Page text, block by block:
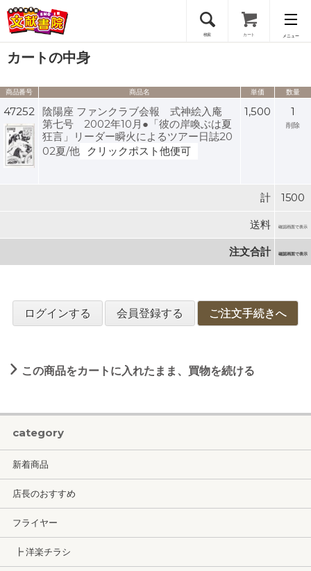
検索 カート メニュー
会員登録
ログイン
カートの中身
商品番号 商品名 単価 数量
47252 陰陽座 ファンクラブ会報 式神絵入庵
第七号 2002年10月●「彼の岸喚ぶは夏
狂言」リーダー瞬火によるツアー日誌20
02夏/他
クリックポスト他便可
1,500 1
削除
計 1500
送料 確認画面で表示
注文合計 確認画面で表示
ログインする 会員登録する ご注文手続きへ
この商品をカートに入れたまま、買物を続ける
category
新着商品
店長のおすすめ
フライヤー
┣ 洋楽チラシ